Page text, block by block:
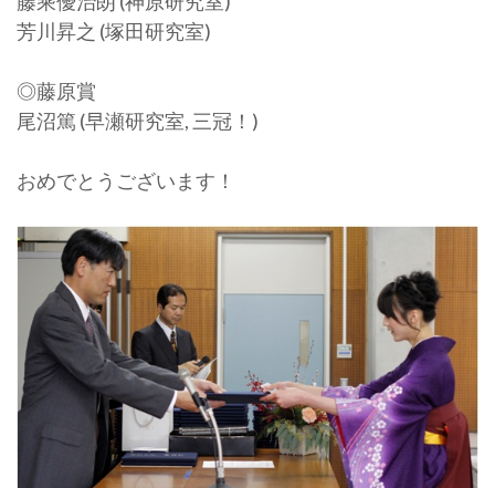
芳川昇之 (塚田研究室)
◎藤原賞
尾沼篤 (早瀬研究室, 三冠！)
おめでとうございます！